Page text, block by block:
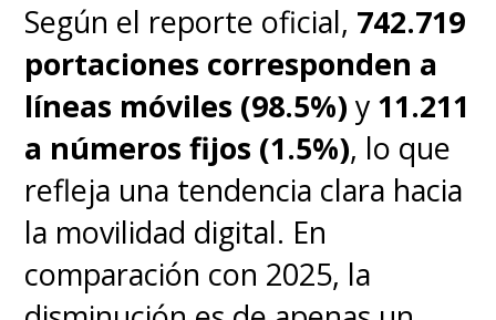
Según el reporte oficial, 742.719
portaciones corresponden a
líneas móviles (98.5%) y 11.211
a números fijos (1.5%), lo que
refleja una tendencia clara hacia
la movilidad digital. En
comparación con 2025, la